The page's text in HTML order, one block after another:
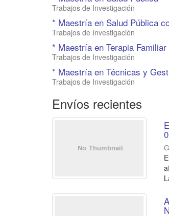
Trabajos de Investigación
* Maestría en Salud Pública
Trabajos de Investigación
* Maestría en Terapia
Trabajos de Investigación
* Maestría en Técnicas y
Trabajos de Investigación
Envíos recientes